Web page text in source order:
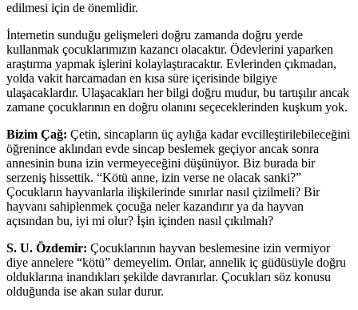
edilmesi için de önemlidir.
İnternetin sunduğu gelişmeleri doğru zamanda doğru yerde
kullanmak çocuklarımızın kazancı olacaktır. Ödevlerini yaparken
araştırma yapmak işlerini kolaylaştıracaktır. Evlerinden çıkmadan,
yolda vakit harcamadan en kısa süre içerisinde bilgiye
ulaşacaklardır. Ulaşacakları her bilgi doğru mudur, bu tartışılır ancak
zamane çocuklarının en doğru olanını seçeceklerinden kuşkum yok.
Bizim Çağ: Çetin, sincapların üç aylığa kadar evcilleştirilebileceğini
öğrenince aklından evde sincap beslemek geçiyor ancak sonra
annesinin buna izin vermeyeceğini düşünüyor. Biz burada bir
serzeniş hissettik. “Kötü anne, izin verse ne olacak sanki?”
Çocukların hayvanlarla ilişkilerinde sınırlar nasıl çizilmeli? Bir
hayvanı sahiplenmek çocuğa neler kazandırır ya da hayvan
açısından bu, iyi mi olur? İşin içinden nasıl çıkılmalı?
S. U. Özdemir: Çocuklarının hayvan beslemesine izin vermiyor
diye annelere “kötü” demeyelim. Onlar, annelik iç güdüsüyle doğru
olduklarına inandıkları şekilde davranırlar. Çocukları söz konusu
olduğunda ise akan sular durur.